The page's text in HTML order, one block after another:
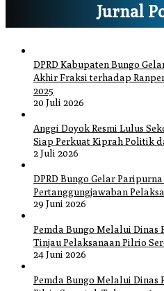
Jurnal
DPRD Kabupaten Bungo
Akhir Fraksi terhadap
2025
20 Juli 2026
Anggi Doyok Resmi Lulus
Siap Perkuat Kiprah Politik
2 Juli 2026
DPRD Bungo Gelar
Pertanggungjawaban
29 Juni 2026
Pemda Bungo Melalui Dinas
Tinjau Pelaksanaan Pilrio
24 Juni 2026
Pemda Bungo Melalui Dinas